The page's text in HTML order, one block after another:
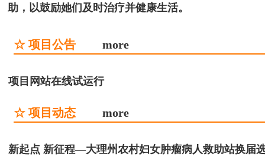
助，以鼓励她们及时治疗并健康生活。
☆ 项目公告 more
项目网站在线试运行
☆ 项目动态 more
新起点 新征程—大理州农村妇女肿瘤病人救助站换届